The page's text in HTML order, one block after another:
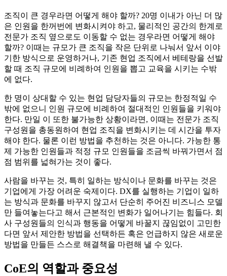
조직이 큰 경우라면 어떻게 해야 할까? 20명 이내가 아닌 더 많
은 인원을 한꺼번에 변화시켜야 하고, 물리적인 공간의 한계로
전문가 조직 옆으로도 이동할 수 없는 경우라면 어떻게 해야
할까? 이때는 규모가 큰 조직을 작은 단위로 나눠서 앞서 이야
기한 방식으로 운영하거나, 기존 현업 조직에서 베테랑을 선발
할 때 조직 규모에 비례하여 인원을 뽑고 교육을 시키는 수밖
에 없다.
한 명이 상대할 수 있는 현업 담당자들의 규모는 한정적일 수
밖에 없으니 인원 규모에 비례하여 절대적인 인원들을 키워야
한다. 만일 이 또한 불가능한 상황이라면, 이때는 전문가 조직
구성원을 총동원하여 현업 조직을 변화시키는 데 시간을 투자
해야 한다. 물론 이런 방법을 추천하는 것은 아니다. 가능한 통
제 가능한 인원들과 적정 규모 인원들을 조금씩 바꿔가면서 점
점 범위를 넓혀가는 것이 좋다.
사람을 바꾸는 것, 특히 일하는 방식이나 문화를 바꾸는 것은
기업에게 가장 어려운 숙제이다. DX를 실행하는 기업이 일하
는 방식과 문화를 바꾸지 않고서 단순히 주어진 비즈니스 모델
만 들여놓는다고 해서 근본적인 변화가 일어나기는 힘들다. 회
사 구성원들의 인식과 행동을 어떻게 바꿀지 끊임없이 고민한
다면 앞서 제안한 방법을 선택하든 혹은 언급하지 않은 새로운
방법을 만들든 스스로 해결책을 마련해 낼 수 있다.
CoE의 역할과 중요성